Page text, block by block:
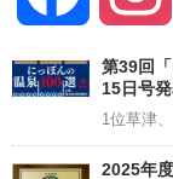
第39回
15日号発
1位草津
2025年